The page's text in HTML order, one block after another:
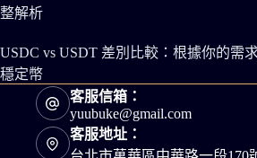
整解析
USDC vs USDT 差別比較：根據你的需
穩定幣
客服信箱：
yuubuke@gmail.com
客服地址：